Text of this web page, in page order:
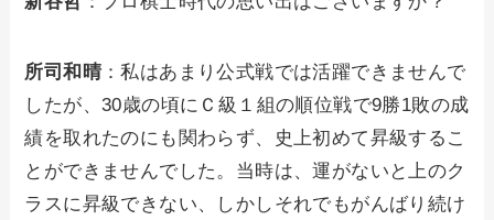
所司和晴 ：私はあまり公式戦では活躍できませんで
したが、30歳の頃にＣ級１組の順位戦で9勝1敗の成
績を取れたのにも関わらず、史上初めて昇級するこ
とができませんでした。当時は、運がないと上のク
ラスに昇級できない、しかしそれでもがんばり続け